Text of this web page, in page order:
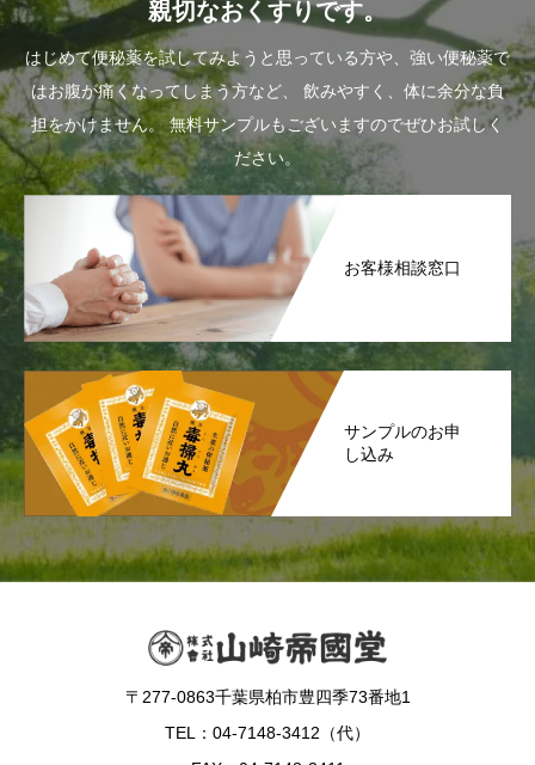
親切なおくすりです。
はじめて便秘薬を試してみようと思っている方や、強い便秘薬で
はお腹が痛くなってしまう方など、
飲みやすく、体に余分な負
担をかけません。無料サンプルもございますのでぜひお試しく
ださい。
お客様相談窓口
サンプルのお申
し込み
〒277-0863千葉県柏市豊四季73番地1
TEL：04-7148-3412（代）